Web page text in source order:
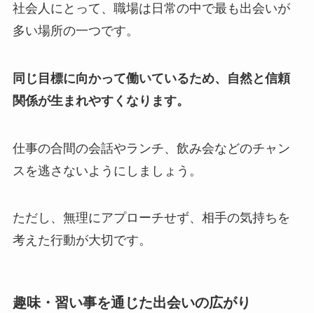
社会人にとって、職場は日常の中で最も出会いが
多い場所の一つです。
同じ目標に向かって働いているため、自然と信頼
関係が生まれやすくなります。
仕事の合間の会話やランチ、飲み会などのチャン
スを逃さないようにしましょう。
ただし、無理にアプローチせず、相手の気持ちを
考えた行動が大切です。
趣味・習い事を通じた出会いの広がり